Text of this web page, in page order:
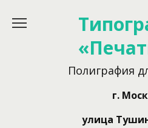
Полиграфия
г.
улица